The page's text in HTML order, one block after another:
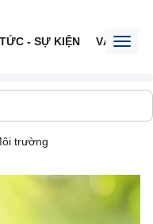
- SỰ KIỆN VĂN BẢN
trường